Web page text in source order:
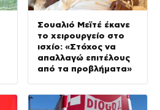
Σουαλιό Μεϊτέ έκανε
το χειρουργείο στο
ισχίο: «Στόχος να
απαλλαγώ επιτέλους
από τα προβλήματα»